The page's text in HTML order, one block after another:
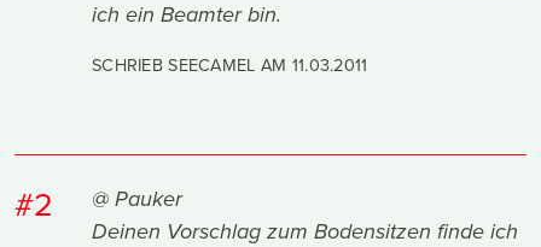
ich ein Beamter bin.
SCHRIEB SEECAMEL AM 11.03.2011
#2
@ Pauker
Deinen Vorschlag zum Bodensitzen finde ich